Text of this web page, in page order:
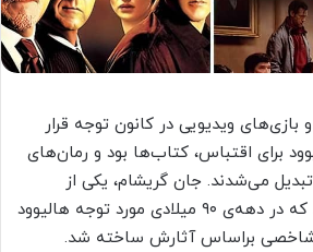
ویدیویی در کانون توجه قرار
برای اقتباس، کتاب‌ها بود و رمان‌های
می‌شدند. جان گریشام، یکی از
نویسندگان محبوبی بود که در دهه‌ی ۹۰ میلادی مورد توجه هالیوود
شاخصی براساس آثارش ساخته شد.